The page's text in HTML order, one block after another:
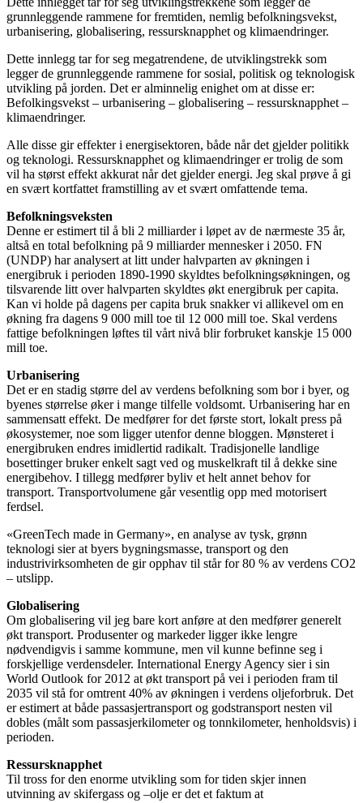
grunnleggende rammene for fremtiden, nemlig befolkningsvekst,
urbanisering, globalisering, ressursknapphet og klimaendringer.
Dette innlegg tar for seg megatrendene, de utviklingstrekk som
legger de grunnleggende rammene for sosial, politisk og teknologisk
utvikling på jorden. Det er alminnelig enighet om at disse er:
Befolkingsvekst – urbanisering – globalisering – ressursknapphet –
klimaendringer.
Alle disse gir effekter i energisektoren, både når det gjelder politikk
og teknologi. Ressursknapphet og klimaendringer er trolig de som
vil ha størst effekt akkurat når det gjelder energi. Jeg skal prøve å gi
en svært kortfattet framstilling av et svært omfattende tema.
Befolkningsveksten
Denne er estimert til å bli 2 milliarder i løpet av de nærmeste 35 år,
altså en total befolkning på 9 milliarder mennesker i 2050. FN
(UNDP) har analysert at litt under halvparten av økningen i
energibruk i perioden 1890-1990 skyldtes befolkningsøkningen, og
tilsvarende litt over halvparten skyldtes økt energibruk per capita.
Kan vi holde på dagens per capita bruk snakker vi allikevel om en
økning fra dagens 9 000 mill toe til 12 000 mill toe. Skal verdens
fattige befolkningen løftes til vårt nivå blir forbruket kanskje 15 000
mill toe.
Urbanisering
Det er en stadig større del av verdens befolkning som bor i byer, og
byenes størrelse øker i mange tilfelle voldsomt. Urbanisering har en
sammensatt effekt. De medfører for det første stort, lokalt press på
økosystemer, noe som ligger utenfor denne bloggen. Mønsteret i
energibruken endres imidlertid radikalt. Tradisjonelle landlige
bosettinger bruker enkelt sagt ved og muskelkraft til å dekke sine
energibehov. I tillegg medfører byliv et helt annet behov for
transport. Transportvolumene går vesentlig opp med motorisert
ferdsel.
«GreenTech made in Germany», en analyse av tysk, grønn
teknologi sier at byers bygningsmasse, transport og den
industrivirksomheten de gir opphav til står for 80 % av verdens CO2
– utslipp.
Globalisering
Om globalisering vil jeg bare kort anføre at den medfører generelt
økt transport. Produsenter og markeder ligger ikke lengre
nødvendigvis i samme kommune, men vil kunne befinne seg i
forskjellige verdensdeler. International Energy Agency sier i sin
World Outlook for 2012 at økt transport på vei i perioden fram til
2035 vil stå for omtrent 40% av økningen i verdens oljeforbruk. Det
er estimert at både passasjertransport og godstransport nesten vil
dobles (målt som passasjerkilometer og tonnkilometer, henholdsvis) i
perioden.
Ressursknapphet
Til tross for den enorme utvikling som for tiden skjer innen
utvinning av skifergass og –olje er det et faktum at